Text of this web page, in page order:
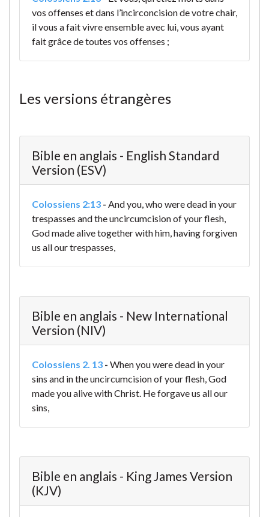
vos offenses et dans l’incirconcision de votre chair,
il vous a fait vivre ensemble avec lui, vous ayant
fait grâce de toutes vos offenses ;
Les versions étrangères
Bible en anglais - English Standard
Version (ESV)
Colossiens 2:13 - And you, who were dead in your
trespasses and the uncircumcision of your flesh,
God made alive together with him, having forgiven
us all our trespasses,
Bible en anglais - New International
Version (NIV)
Colossiens 2. 13 - When you were dead in your
sins and in the uncircumcision of your flesh, God
made you alive with Christ. He forgave us all our
sins,
Bible en anglais - King James Version
(KJV)